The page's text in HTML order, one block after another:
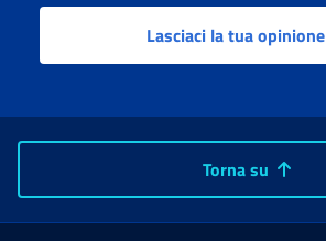
Lasciaci la tua opinione
Torna su